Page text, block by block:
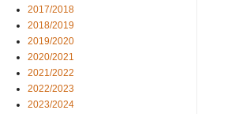
2017/2018
2018/2019
2019/2020
2020/2021
2021/2022
2022/2023
2023/2024